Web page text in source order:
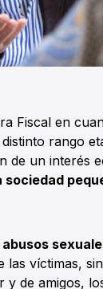
Fiscal en
rango
de un interés
víctimas,
y de amigos,